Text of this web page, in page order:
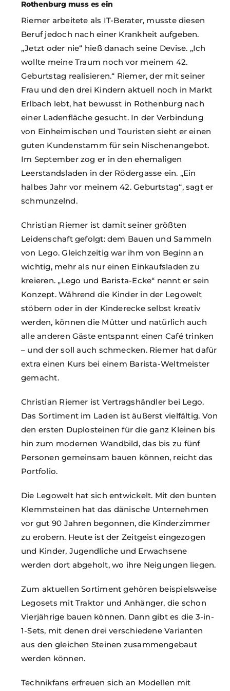
Rothenburg muss es ein
Riemer arbeitete als IT-Berater, musste diesen
Beruf jedoch nach einer Krankheit aufgeben.
„Jetzt oder nie“ hieß danach seine Devise. „Ich
wollte meine Traum noch vor meinem 42.
Geburtstag realisieren.“ Riemer, der mit seiner
Frau und den drei Kindern aktuell noch in Markt
Erlbach lebt, hat bewusst in Rothenburg nach
einer Ladenfläche gesucht. In der Verbindung
von Einheimischen und Touristen sieht er einen
guten Kundenstamm für sein Nischenangebot.
Im September zog er in den ehemaligen
Leerstandsladen in der Rödergasse ein. „Ein
halbes Jahr vor meinem 42. Geburtstag“, sagt er
schmunzelnd.
Christian Riemer ist damit seiner größten
Leidenschaft gefolgt: dem Bauen und Sammeln
von Lego. Gleichzeitig war ihm von Beginn an
wichtig, mehr als nur einen Einkaufsladen zu
kreieren. „Lego und Barista-Ecke“ nennt er sein
Konzept. Während die Kinder in der Legowelt
stöbern oder in der Kinderecke selbst kreativ
werden, können die Mütter und natürlich auch
alle anderen Gäste entspannt einen Café trinken
– und der soll auch schmecken. Riemer hat dafür
extra einen Kurs bei einem Barista-Weltmeister
gemacht.
Christian Riemer ist Vertragshändler bei Lego.
Das Sortiment im Laden ist äußerst vielfältig. Von
den ersten Duplosteinen für die ganz Kleinen bis
hin zum modernen Wandbild, das bis zu fünf
Personen gemeinsam bauen können, reicht das
Portfolio.
Die Legowelt hat sich entwickelt. Mit den bunten
Klemmsteinen hat das dänische Unternehmen
vor gut 90 Jahren begonnen, die Kinderzimmer
zu erobern. Heute ist der Zeitgeist eingezogen
und Kinder, Jugendliche und Erwachsene
werden dort abgeholt, wo ihre Neigungen liegen.
Zum aktuellen Sortiment gehören beispielsweise
Legosets mit Traktor und Anhänger, die schon
Vierjährige bauen können. Dann gibt es die 3-in-
1-Sets, mit denen drei verschiedene Varianten
aus den gleichen Steinen zusammengebaut
werden können.
Technikfans erfreuen sich an Modellen mit